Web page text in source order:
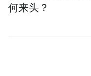
何来头？